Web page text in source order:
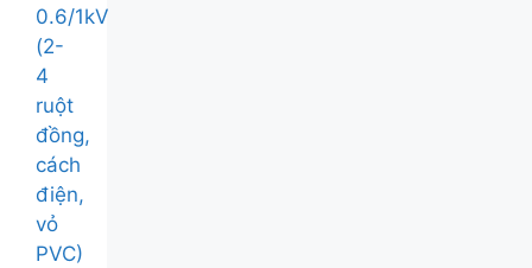
0.6/1kV
(2-
4
ruột
đồng,
cách
điện,
vỏ
PVC)